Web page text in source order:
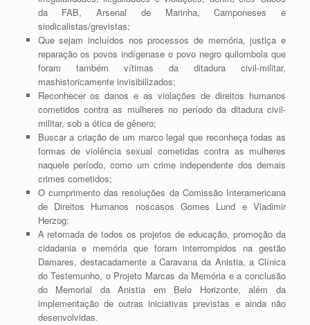
da FAB, Arsenal de Marinha, Camponeses e
sindicalistas/grevistas;
Que sejam incluídos nos processos de memória, justiça e
reparação os povos indígenase o povo negro quilombola que
foram também vítimas da ditadura civil-militar,
mashistoricamente invisibilizados;
Reconhecer os danos e as violações de direitos humanos
cometidos contra as mulheres no período da ditadura civil-
militar, sob a ótica de gênero;
Buscar a criação de um marco legal que reconheça todas as
formas de violência sexual cometidas contra as mulheres
naquele período, como um crime independente dos demais
crimes cometidos;
O cumprimento das resoluções da Comissão Interamericana
de Direitos Humanos noscasos Gomes Lund e Vladimir
Herzog;
A retomada de todos os projetos de educação, promoção da
cidadania e memória que foram interrompidos na gestão
Damares, destacadamente a Caravana da Anistia, a Clínica
do Testemunho, o Projeto Marcas da Memória e a conclusão
do Memorial da Anistia em Belo Horizonte, além da
implementação de outras iniciativas previstas e ainda não
desenvolvidas.